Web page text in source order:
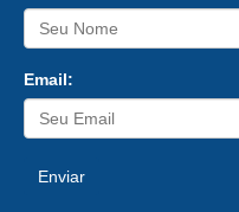
Email:
Enviar